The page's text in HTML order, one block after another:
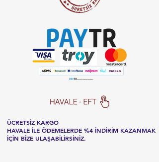
ÜCRETSİZ KARGO
HAVALE İLE ÖDEMELERDE %4 İNDİRİM KAZANMAK
İÇİN BİZE ULAŞABİLİRSİNİZ.